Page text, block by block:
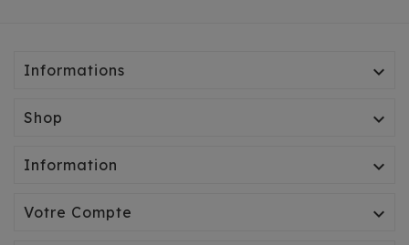
Informations 
Shop 
Information 
Votre Compte 